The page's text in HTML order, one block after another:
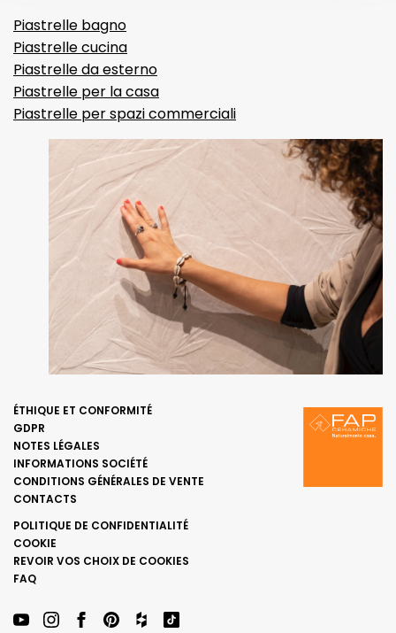
Piastrelle bagno
Piastrelle cucina
Piastrelle da esterno
Piastrelle per la casa
Piastrelle per spazi commerciali
ÉTHIQUE ET CONFORMITÉ
GDPR
NOTES LÉGALES
INFORMATIONS SOCIÉTÉ
CONDITIONS GÉNÉRALES DE VENTE
CONTACTS
POLITIQUE DE CONFIDENTIALITÉ
COOKIE
REVOIR VOS CHOIX DE COOKIES
FAQ